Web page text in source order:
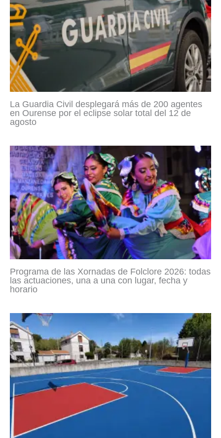
La Guardia Civil desplegará más de 200 agentes
en Ourense por el eclipse solar total del 12 de
agosto
Programa de las Xornadas de Folclore 2026: todas
las actuaciones, una a una con lugar, fecha y
horario